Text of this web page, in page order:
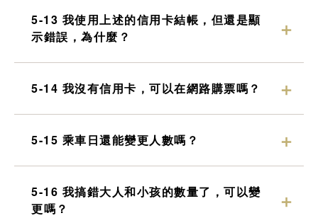
5-13 我使用上述的信用卡結帳，但還是顯
示錯誤，為什麼？
5-14 我沒有信用卡，可以在網路購票嗎？
5-15 乘車日還能變更人數嗎？
5-16 我搞錯大人和小孩的數量了，可以變
更嗎？